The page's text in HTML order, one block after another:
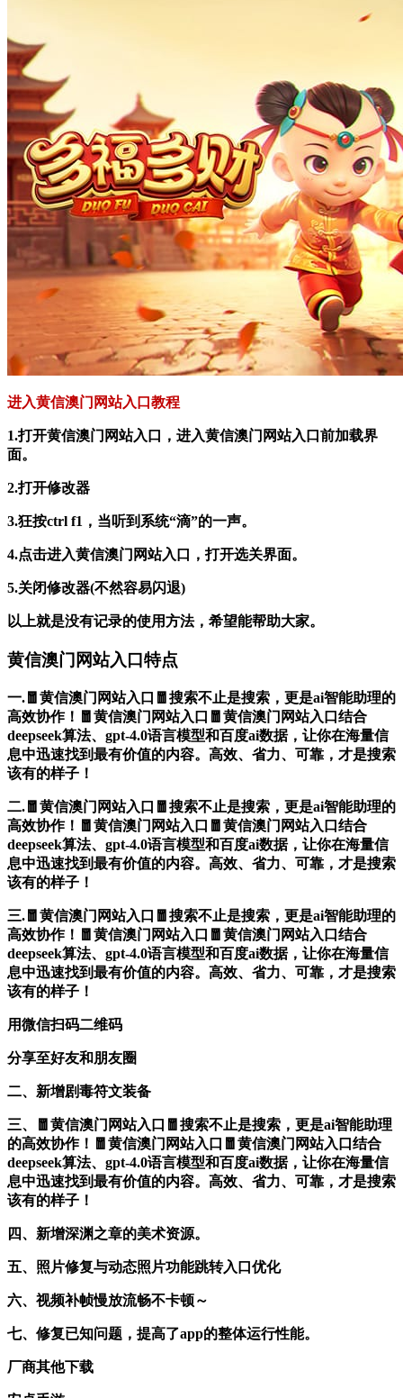
进入黄信澳门网站入口教程
1.打开黄信澳门网站入口，进入黄信澳门网站入口前加载界
面。
2.打开修改器
3.狂按ctrl f1，当听到系统“滴”的一声。
4.点击进入黄信澳门网站入口，打开选关界面。
5.关闭修改器(不然容易闪退)
以上就是没有记录的使用方法，希望能帮助大家。
黄信澳门网站入口特点
一.🧧黄信澳门网站入口🧧搜索不止是搜索，更是ai智能助理的
高效协作！🧧黄信澳门网站入口🧧黄信澳门网站入口结合
deepseek算法、gpt-4.0语言模型和百度ai数据，让你在海量信
息中迅速找到最有价值的内容。高效、省力、可靠，才是搜索
该有的样子！
二.🧧黄信澳门网站入口🧧搜索不止是搜索，更是ai智能助理的
高效协作！🧧黄信澳门网站入口🧧黄信澳门网站入口结合
deepseek算法、gpt-4.0语言模型和百度ai数据，让你在海量信
息中迅速找到最有价值的内容。高效、省力、可靠，才是搜索
该有的样子！
三.🧧黄信澳门网站入口🧧搜索不止是搜索，更是ai智能助理的
高效协作！🧧黄信澳门网站入口🧧黄信澳门网站入口结合
deepseek算法、gpt-4.0语言模型和百度ai数据，让你在海量信
息中迅速找到最有价值的内容。高效、省力、可靠，才是搜索
该有的样子！
用微信扫码二维码
分享至好友和朋友圈
二、新增剧毒符文装备
三、🧧黄信澳门网站入口🧧搜索不止是搜索，更是ai智能助理
的高效协作！🧧黄信澳门网站入口🧧黄信澳门网站入口结合
deepseek算法、gpt-4.0语言模型和百度ai数据，让你在海量信
息中迅速找到最有价值的内容。高效、省力、可靠，才是搜索
该有的样子！
四、新增深渊之章的美术资源。
五、照片修复与动态照片功能跳转入口优化
六、视频补帧慢放流畅不卡顿～
七、修复已知问题，提高了app的整体运行性能。
厂商其他下载